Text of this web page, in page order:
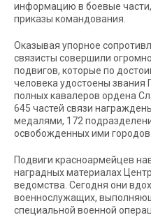
информацию в боевые
приказы командования.
Оказывая упорное
связисты совершили
подвигов, которые по
человека удостоены звания
полных кавалеров ордена
645 частей связи
медалями, 172
освобожденных ими городов.
Подвиги красноармейцев
наградных материалах
ведомства. Сегодня они
военнослужащих,
специальной военной